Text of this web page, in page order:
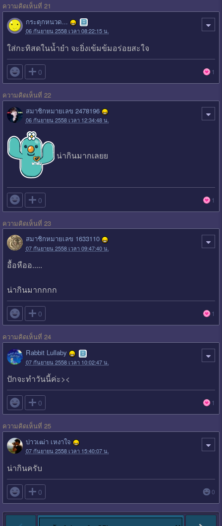
ความคิดเห็นที่ 21
กระตุกหนวด...
06 กันยายน 2558 เวลา 08:22:15 น.
ใส่กะทิสดในน้ำยำ จะยิ่งเข้มข้มอร่อยสะใจ
 0 1
ความคิดเห็นที่ 22
สมาชิกหมายเลข 2478196
06 กันยายน 2558 เวลา 12:34:48 น.
น่ากินมากเลยย
 0 1
ความคิดเห็นที่ 23
สมาชิกหมายเลข 1633110
07 กันยายน 2558 เวลา 09:47:40 น.
อื้อหืออ.....
น่ากินมากกกก
 0 1
ความคิดเห็นที่ 24
Rabbit Lullaby
07 กันยายน 2558 เวลา 10:02:47 น.
ปักจะทำวันนี้ค่ะ><
 0 1
ความคิดเห็นที่ 25
บ่าวเฒ่า เหงาใจ
07 กันยายน 2558 เวลา 15:40:07 น.
น่ากินครับ
 0 0